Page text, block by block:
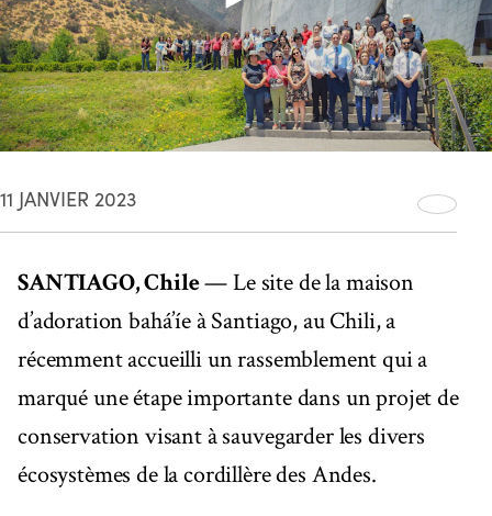
11 JANVIER 2023
SANTIAGO, Chile— Le site de la maison
d’adoration bahá’íe à Santiago, au Chili, a
récemment accueilli un rassemblement qui a
marqué une étape importante dans un projet de
conservation visant à sauvegarder les divers
écosystèmes de la cordillère des Andes.